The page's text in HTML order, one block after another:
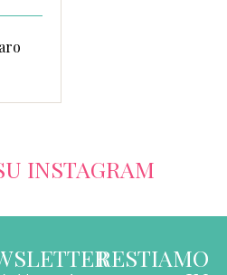
INSTAGRAM
RESTIAMO